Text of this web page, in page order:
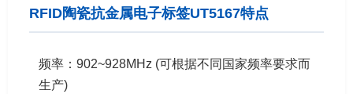
RFID陶瓷抗金属电子标签UT5167特点
频率：902~928MHz (可根据不同国家频率要求而
生产)